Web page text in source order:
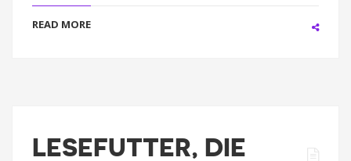
READ MORE
LESEFUTTER, DIE